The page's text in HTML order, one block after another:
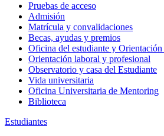
Pruebas de acceso
Admisión
Matrícula y convalidaciones
Becas, ayudas y premios
Oficina del estudiante y
Orientación laboral y profesional
Observatorio y casa del Estudiante
Vida universitaria
Oficina Universitaria de Mentoring
Biblioteca
Estudiantes